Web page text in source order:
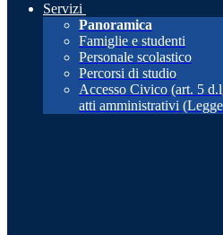
Servizi
Panoramica
Famiglie e studenti
Personale scolastico
Percorsi di studio
Accesso Civico (art. 5
atti amministrativi